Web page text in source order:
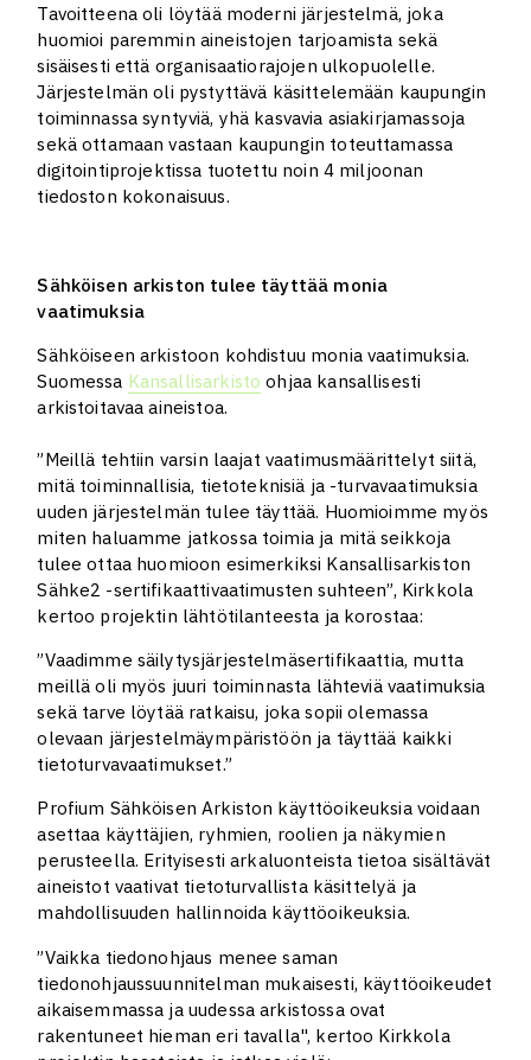
Tavoitteena oli löytää moderni järjestelmä, joka
huomioi paremmin aineistojen tarjoamista sekä
sisäisesti että organisaatiorajojen ulkopuolelle.
Järjestelmän oli pystyttävä käsittelemään kaupungin
toiminnassa syntyviä, yhä kasvavia asiakirjamassoja
sekä ottamaan vastaan kaupungin toteuttamassa
digitointiprojektissa tuotettu noin 4 miljoonan
tiedoston kokonaisuus.
Sähköisen arkiston tulee täyttää monia
vaatimuksia
Sähköiseen arkistoon kohdistuu monia vaatimuksia.
Suomessa Kansallisarkisto ohjaa kansallisesti
arkistoitavaa aineistoa.
”Meillä tehtiin varsin laajat vaatimusmäärittelyt siitä,
mitä toiminnallisia, tietoteknisiä ja -turvavaatimuksia
uuden järjestelmän tulee täyttää. Huomioimme myös
miten haluamme jatkossa toimia ja mitä seikkoja
tulee ottaa huomioon esimerkiksi Kansallisarkiston
Sähke2 -sertifikaattivaatimusten suhteen”, Kirkkola
kertoo projektin lähtötilanteesta ja korostaa:
”Vaadimme säilytysjärjestelmäsertifikaattia, mutta
meillä oli myös juuri toiminnasta lähteviä vaatimuksia
sekä tarve löytää ratkaisu, joka sopii olemassa
olevaan järjestelmäympäristöön ja täyttää kaikki
tietoturvavaatimukset.”
Profium Sähköisen Arkiston käyttöoikeuksia voidaan
asettaa käyttäjien, ryhmien, roolien ja näkymien
perusteella. Erityisesti arkaluonteista tietoa sisältävät
aineistot vaativat tietoturvallista käsittelyä ja
mahdollisuuden hallinnoida käyttöoikeuksia.
”Vaikka tiedonohjaus menee saman
tiedonohjaussuunnitelman mukaisesti, käyttöoikeudet
aikaisemmassa ja uudessa arkistossa ovat
rakentuneet hieman eri tavalla", kertoo Kirkkola